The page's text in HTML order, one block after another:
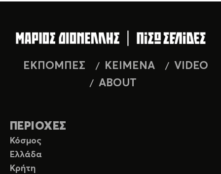
ΕΚΠΟΜΠΕΣ ΚΕΙΜΕΝΑ
VIDEO
ABOUT
ΠΕΡΙΟΧΕΣ
Κόσμος
Ελλάδα
Κρήτη